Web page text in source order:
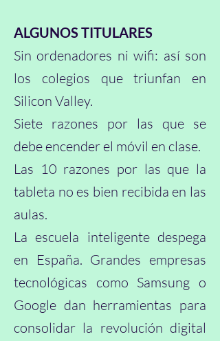
ALGUNOS TITULARES
​Sin ordenadores ni wifi: así son
los colegios que triunfan en
Silicon Valley.
​Siete razones por las que se
debe encender el móvil en clase.
​Las 10 razones por las que la
tableta no es bien recibida en las
aulas.
​La escuela inteligente despega
en España. Grandes empresas
tecnológicas como Samsung o
Google dan herramientas para
consolidar la revolución digital